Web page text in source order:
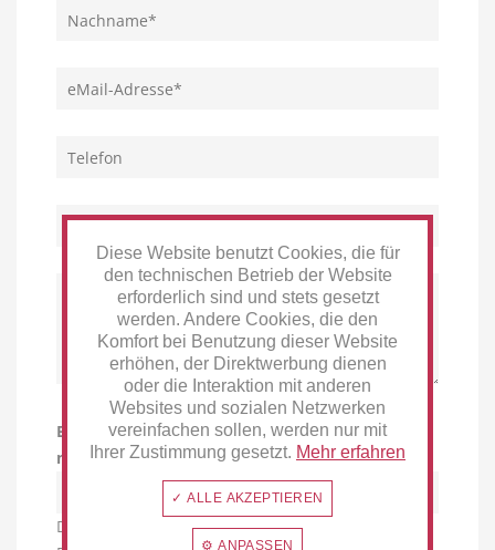
Bitte geben Sie die Zeichenfolge in das
nachfolgende Textfeld ein
Die mit einem * markierten Felder sind
Diese Website benutzt Cookies, die für
den technischen Betrieb der Website
erforderlich sind und stets gesetzt
werden. Andere Cookies, die den
Komfort bei Benutzung dieser Website
erhöhen, der Direktwerbung dienen
oder die Interaktion mit anderen
Websites und sozialen Netzwerken
vereinfachen sollen, werden nur mit
Ihrer Zustimmung gesetzt. Mehr erfahren
✓ ALLE AKZEPTIEREN
⚙ ANPASSEN